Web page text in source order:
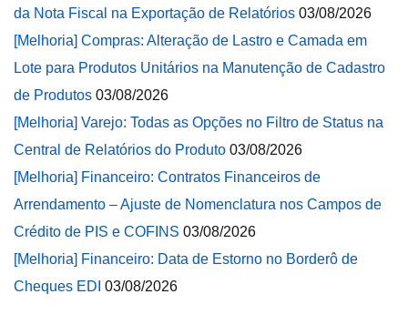
da Nota Fiscal na Exportação de Relatórios 03/08/2026
[Melhoria] Compras: Alteração de Lastro e Camada em
Lote para Produtos Unitários na Manutenção de Cadastro
de Produtos 03/08/2026
[Melhoria] Varejo: Todas as Opções no Filtro de Status na
Central de Relatórios do Produto 03/08/2026
[Melhoria] Financeiro: Contratos Financeiros de
Arrendamento – Ajuste de Nomenclatura nos Campos de
Crédito de PIS e COFINS 03/08/2026
[Melhoria] Financeiro: Data de Estorno no Borderô de
Cheques EDI 03/08/2026